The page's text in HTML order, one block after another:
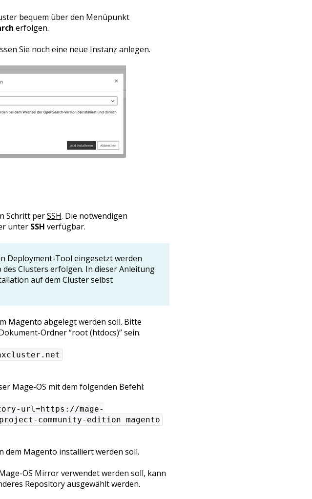
bequem über den Menüpunkt
erfolgen.
Sie noch eine neue Instanz anlegen.
Schritt perSSH. Die notwendigen
unter SSH verfügbar.
Deployment-Tool eingesetzt werden
Clusters erfolgen. In dieser Anleitung
auf dem Cluster selbst
Magento abgelegt werden soll. Bitte
Ordner “root (htdocs)” sein.
Mage-OS mit dem folgenden Befehl:
url=https://mage-
community-edition magento
dem Magento installiert werden soll.
OS Mirror verwendet werden soll, kann
Repository ausgewählt werden.